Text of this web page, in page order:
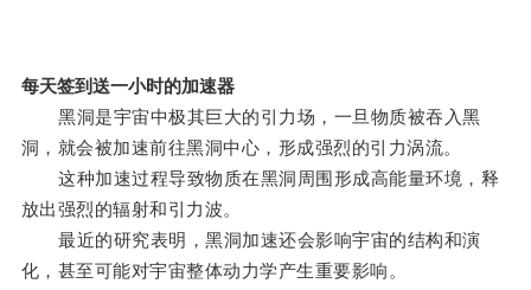
每天签到送一小时的加速器
黑洞是宇宙中极其巨大的引力场，一旦物质被吞入黑
洞，就会被加速前往黑洞中心，形成强烈的引力涡流。
这种加速过程导致物质在黑洞周围形成高能量环境，释
放出强烈的辐射和引力波。
最近的研究表明，黑洞加速还会影响宇宙的结构和演
化，甚至可能对宇宙整体动力学产生重要影响。